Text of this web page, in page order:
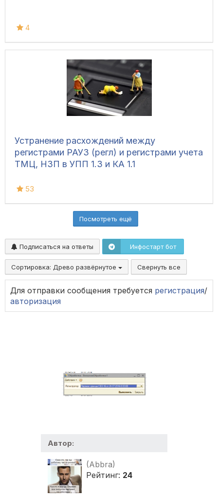
4
Устранение расхождений между
регистрами РАУЗ (регл) и регистрами учета
ТМЦ, НЗП в УПП 1.3 и КА 1.1
53
Посмотреть ещё
Подписаться на ответы Инфостарт бот
Сортировка: Древо развёрнутое Свернуть все
Для отправки сообщения требуется регистрация/
авторизация
Автор:
(Abbra)
Рейтинг: 24